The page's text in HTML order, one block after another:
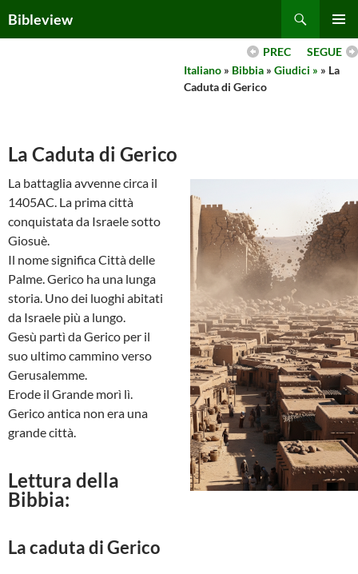
toBibleview
MENU
SEGUE
PREC
Italiano » Bibbia » Giudici » » La
Caduta di Gerico
La Caduta di Gerico
La battaglia avvenne circa il
1405AC. La prima città
conquistata da Israele sotto
Giosuè.
Il nome significa Città delle
Palme. Gerico ha una lunga
storia. Uno dei luoghi abitati
da Israele più a lungo.
Gesù partì da Gerico per il
suo ultimo cammino verso
Gerusalemme.
Erode il Grande morì lì.
Gerico antica non era una
grande città.
Lettura della
Bibbia:
La caduta di Gerico